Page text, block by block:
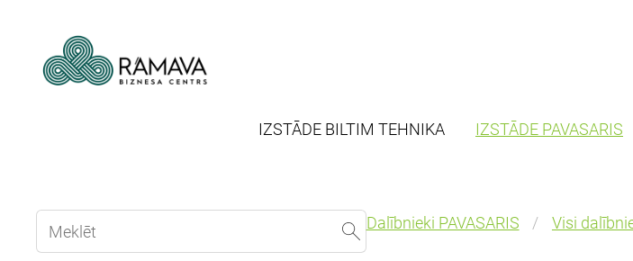
IZSTĀDE BILTIM TEHNIKA IZSTĀDE PAVASARIS
Dalībnieki PAVASARIS Visi